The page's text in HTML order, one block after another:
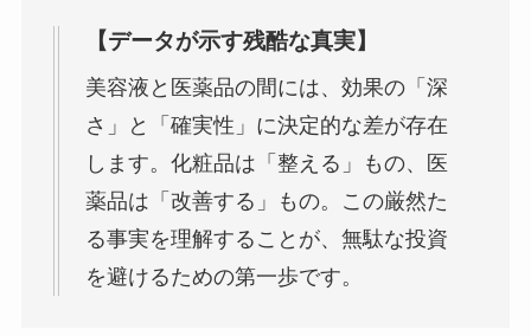
【データが示す残酷な真実】
美容液と医薬品の間には、効果の「深
さ」と「確実性」に決定的な差が存在
します。化粧品は「整える」もの、医
薬品は「改善する」もの。この厳然た
る事実を理解することが、無駄な投資
を避けるための第一歩です。